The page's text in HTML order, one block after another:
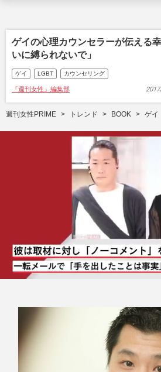
ゲイの心理カウンセラーが伝える
いに縛られないで」
ゲイ LGBT カウンセリング
『週刊女性』編集部
週刊女性PRIME トレンド BOOK ゲイ